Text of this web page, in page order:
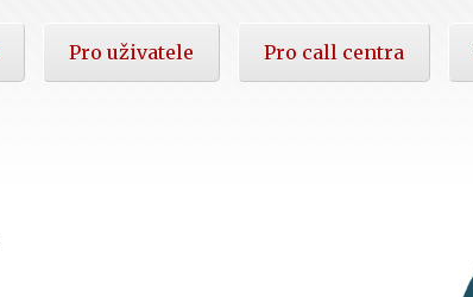
Pro uživatele Pro call centra